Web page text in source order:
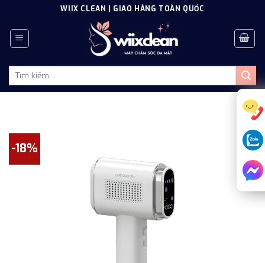
content
WIIX CLEAN | GIAO HÀNG TOÀN QUỐC
Tìm
-18%